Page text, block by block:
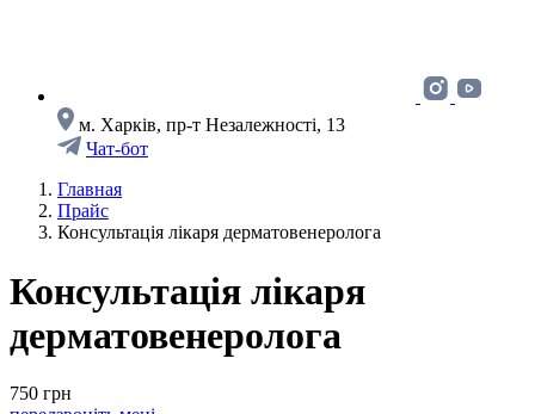
м. Харків, пр-т Незалежності, 13
Чат-бот
Главная
Прайс
Консультація лiкаря дерматовенеролога
Консультація лiкаря
дерматовенеролога
750 грн